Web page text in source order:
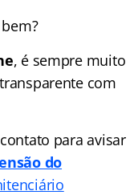
, é sempre muito
com
para avisar
do